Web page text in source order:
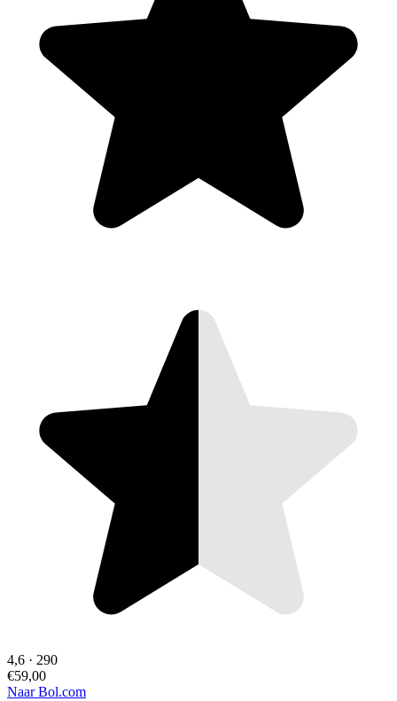
4,6 · 290
€59,00
Naar Bol.com